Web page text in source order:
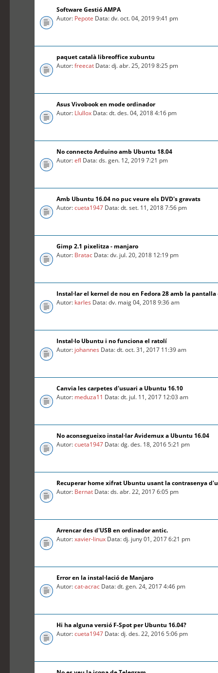
Software Gestió AMPA
Autor: Pepote Data: dv. oct. 04, 2019 9:41 pm
paquet català libreoffice xubuntu
Autor:freecat Data: dj. abr. 25, 2019 8:25 pm
Asus Vivobook en mode ordinador
Autor: Llullox Data: dt. des. 04, 2018 4:16 pm
No connecto Arduino amb Ubuntu 18.04
Autor:efl Data: ds. gen. 12, 2019 7:21 pm
Amb Ubuntu 16.04 no puc veure els DVD's gravats
Autor:cueta1947 Data: dt. set. 11, 2018 7:56 pm
Gimp 2.1 pixelitza - manjaro
Autor: Bratac Data: dv. jul. 20, 2018 12:19 pm
Instal·lar el kernel de nou en Fedora 28 amb la pantalla
Autor: karles Data: dv. maig 04, 2018 9:36 am
Instal·lo Ubuntu i no funciona el ratolí
Autor: johannes Data: dt. oct. 31, 2017 11:39 am
Canvia les carpetes d'usuari a Ubuntu 16.10
Autor: meduza11 Data: dt. jul. 11, 2017 12:03 am
No aconsegueixo instal·lar Avidemux a Ubuntu 16.04
Autor:cueta1947 Data: dg. des. 18, 2016 5:21 pm
Recuperar home xifrat Ubuntu usant la contrasenya
Autor: Bernat Data: ds. abr. 22, 2017 6:05 pm
Arrencar des d'USB en ordinador antic.
Autor:xavier-linux Data: dj. juny 01, 2017 6:21 pm
Error en la instal·lació de Manjaro
Autor:cat-acrac Data: dt. gen. 24, 2017 4:46 pm
Hi ha alguna versió F-Spot per Ubuntu 16.04?
Autor:cueta1947 Data: dj. des. 22, 2016 5:06 pm